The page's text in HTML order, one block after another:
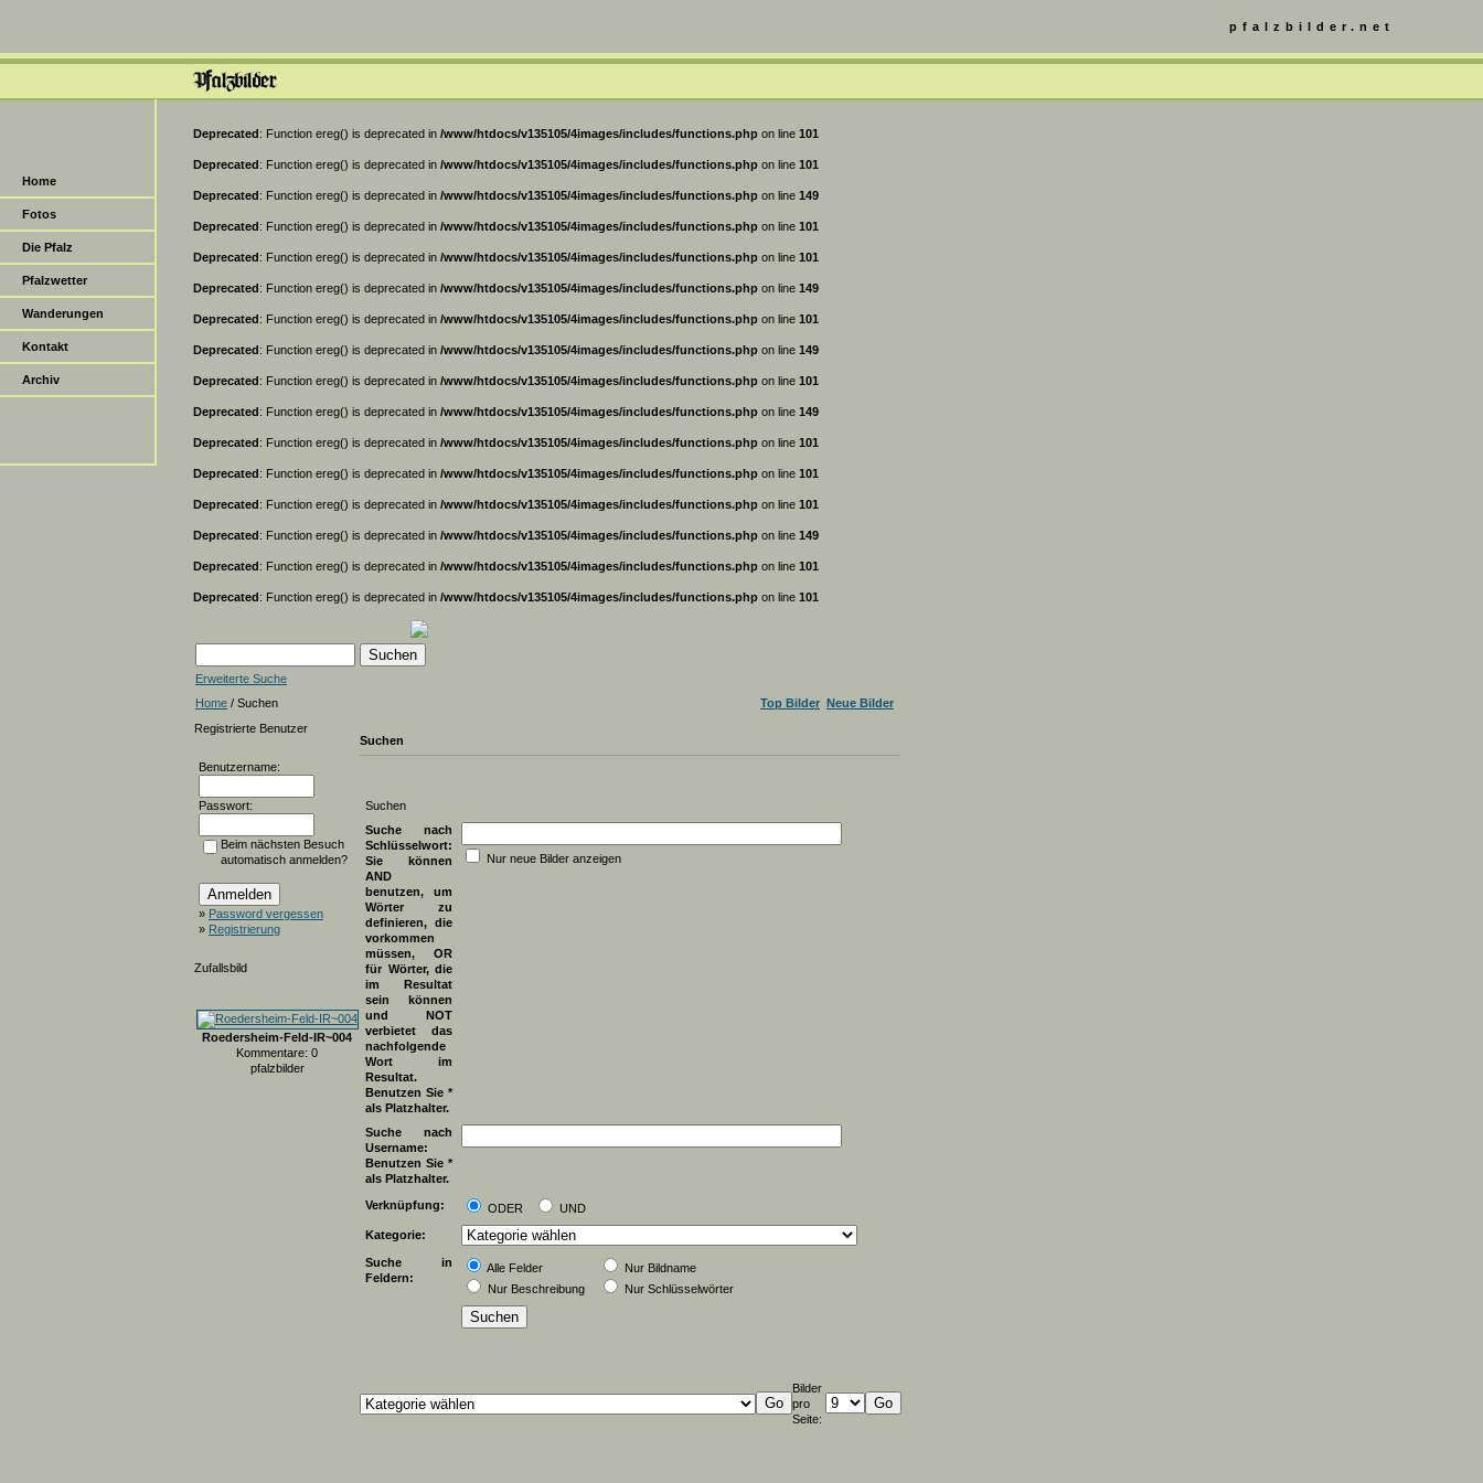
Home
Fotos
Die Pfalz
Pfalzwetter
Wanderungen
Kontakt
Archiv
pfalzbilder.net
Deprecated: Function ereg() is deprecated in /www/htdocs/v135105/4images/includes/functions.php on line 101
Deprecated: Function ereg() is deprecated in /www/htdocs/v135105/4images/includes/functions.php on line 101
Deprecated: Function ereg() is deprecated in /www/htdocs/v135105/4images/includes/functions.php on line 149
Deprecated: Function ereg() is deprecated in /www/htdocs/v135105/4images/includes/functions.php on line 101
Deprecated: Function ereg() is deprecated in /www/htdocs/v135105/4images/includes/functions.php on line 101
Deprecated: Function ereg() is deprecated in /www/htdocs/v135105/4images/includes/functions.php on line 149
Deprecated: Function ereg() is deprecated in /www/htdocs/v135105/4images/includes/functions.php on line 101
Deprecated: Function ereg() is deprecated in /www/htdocs/v135105/4images/includes/functions.php on line 149
Deprecated: Function ereg() is deprecated in /www/htdocs/v135105/4images/includes/functions.php on line 101
Deprecated: Function ereg() is deprecated in /www/htdocs/v135105/4images/includes/functions.php on line 149
Deprecated: Function ereg() is deprecated in /www/htdocs/v135105/4images/includes/functions.php on line 101
Deprecated: Function ereg() is deprecated in /www/htdocs/v135105/4images/includes/functions.php on line 101
Deprecated: Function ereg() is deprecated in /www/htdocs/v135105/4images/includes/functions.php on line 101
Deprecated: Function ereg() is deprecated in /www/htdocs/v135105/4images/includes/functions.php on line 149
Deprecated: Function ereg() is deprecated in /www/htdocs/v135105/4images/includes/functions.php on line 101
Deprecated: Function ereg() is deprecated in /www/htdocs/v135105/4images/includes/functions.php on line 101
Erweiterte Suche
Home / Suchen Top Bilder Neue Bilder
Registrierte Benutzer
Benutzername:
Passwort:
Beim nächsten Besuch
automatisch anmelden?
» Password vergessen
» Registrierung
Zufallsbild
Roedersheim-Feld-IR~004
Kommentare: 0
pfalzbilder
Suchen
Suchen
Suche nach
Schlüsselwort:
Sie können
AND
benutzen, um
Wörter zu
definieren, die
vorkommen
müssen, OR
für Wörter, die
im Resultat
sein können
und NOT
verbietet das
nachfolgende
Wort im
Resultat.
Benutzen Sie *
als Platzhalter.
Nur neue Bilder anzeigen
Suche nach
Username:
Benutzen Sie *
als Platzhalter.
Verknüpfung:
ODER
UND
Kategorie:
Suche in
Feldern:
Alle Felder
Nur Bildname
Nur Beschreibung
Nur Schlüsselwörter
Bilder
pro
Seite: